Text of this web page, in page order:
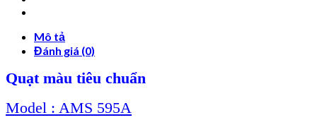
Mô tả
Đánh giá (0)
Quạt màu tiêu chuẩn
Model : AMS 595A